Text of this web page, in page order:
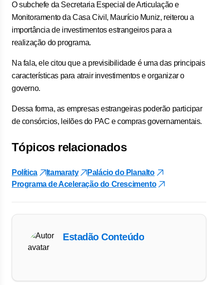
O subchefe da Secretaria Especial de Articulação e
Monitoramento da Casa Civil, Maurício Muniz, reiterou a
importância de investimentos estrangeiros para a
realização do programa.
Na fala, ele citou que a previsibilidade é uma das principais
características para atrair investimentos e organizar o
governo.
Dessa forma, as empresas estrangeiras poderão participar
de consórcios, leilões do PAC e compras governamentais.
Tópicos relacionados
Política Itamaraty
Palácio do Planalto
Programa de Aceleração do Crescimento
Estadão Conteúdo